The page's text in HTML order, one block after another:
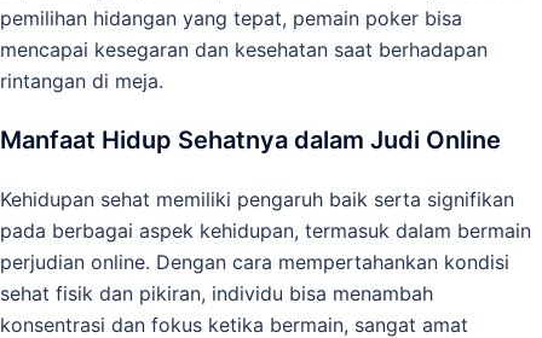
pemilihan hidangan yang tepat, pemain poker bisa
mencapai kesegaran dan kesehatan saat berhadapan
rintangan di meja.
Manfaat Hidup Sehatnya dalam Judi Online
Kehidupan sehat memiliki pengaruh baik serta signifikan
pada berbagai aspek kehidupan, termasuk dalam bermain
perjudian online. Dengan cara mempertahankan kondisi
sehat fisik dan pikiran, individu bisa menambah
konsentrasi dan fokus ketika bermain, sangat amat